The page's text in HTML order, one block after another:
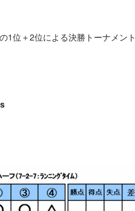
1位＋2位による決勝トーナメント